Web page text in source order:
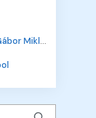
Miklós